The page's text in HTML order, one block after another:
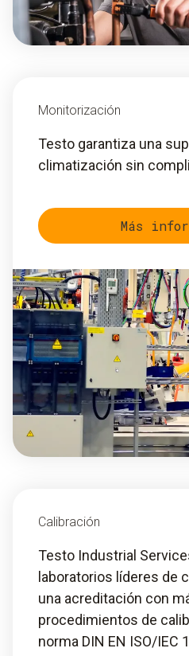
Monitorización
Testo garantiza una
climatización sin
Más
Calibración
Testo Industrial
laboratorios líderes de
una acreditación con
procedimientos de
norma DIN EN ISO/IEC